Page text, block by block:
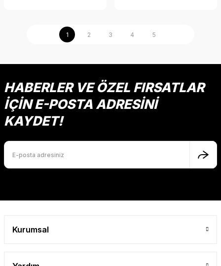
1 2 3 4 5
HABERLER VE ÖZEL FIRSATLAR
İÇİN E-POSTA ADRESİNİ
KAYDET!
Kurumsal